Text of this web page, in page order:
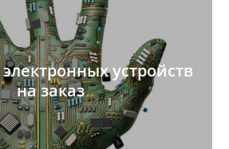
устройств
на заказ